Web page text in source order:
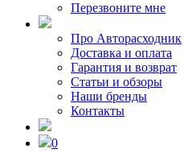
Перезвоните мне
Про Авторасходник
Доставка и оплата
Гарантия и возврат
Статьи и обзоры
Наши бренды
Контакты
0